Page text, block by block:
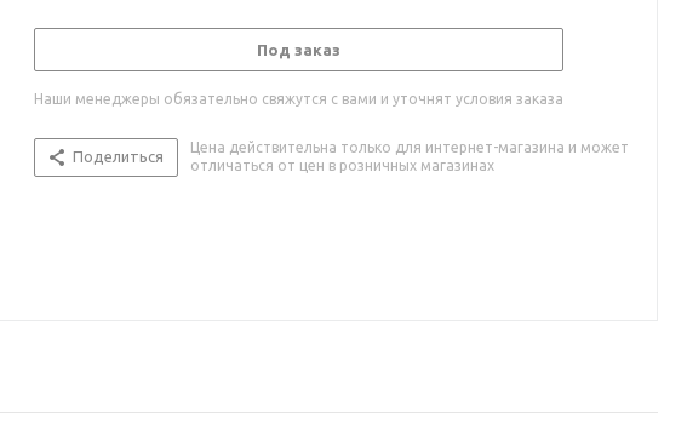
Под заказ
Наши менеджеры обязательно свяжутся с вами и уточнят условия заказа
Поделиться
Цена действительна только для интернет-магазина и может
отличаться от цен в розничных магазинах